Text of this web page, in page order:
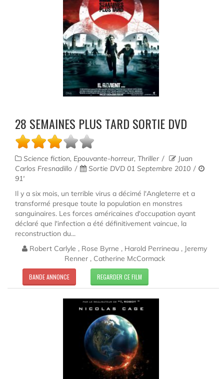
28 SEMAINES PLUS TARD SORTIE DVD
Science fiction, Epouvante-horreur, Thriller
Juan
Carlos Fresnadillo
Sortie DVD 01 Septembre 2010
91'
Il y a six mois, un terrible virus a décimé l'Angleterre et a
transformé presque toute la population en monstres
sanguinaires. Les forces américaines d'occupation ayant
déclaré que l'infection a été définitivement vaincue, la
reconstruction du...
Robert Carlyle , Rose Byrne , Harold Perrineau , Jeremy
Renner , Catherine McCormack
BANDE ANNONCE REGARDER CE FILM